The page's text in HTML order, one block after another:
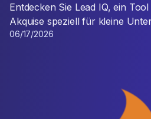
Entdecken Sie Lead IQ, ein
Akquise speziell für kleine
06/17/2026